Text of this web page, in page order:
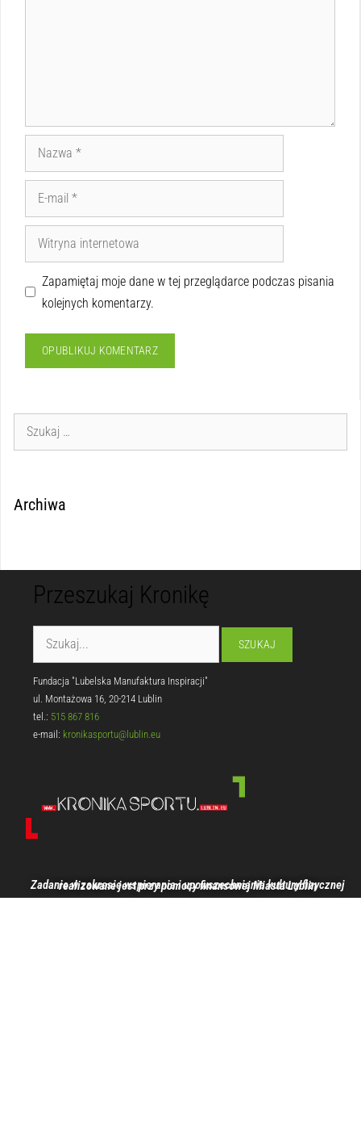
Zapamiętaj moje dane w tej przeglądarce podczas pisania
kolejnych komentarzy.
Archiwa
Przeszukaj Kronikę
Fundacja "Lubelska Manufaktura Inspiracji"
ul. Montażowa 16, 20-214 Lublin
tel.: 515 867 816
e-mail: kronikasportu@lublin.eu
Zadanie w zakresie wspierania i upowszechniania kultury fizycznej realizowane jest przy pomocy finansowej Miasta Lublin